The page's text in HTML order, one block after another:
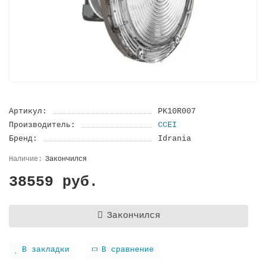
Артикул:
PK10R007
Производитель:
CCEI
Бренд:
Idrania
Закончился
38559 руб.
Закончился
В закладки В сравнение